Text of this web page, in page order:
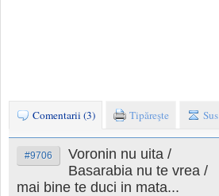
Comentarii (3) Tipăreşte Sus
#9706
Voronin nu uita /
Basarabia nu te vrea /
mai bine te duci in mata...